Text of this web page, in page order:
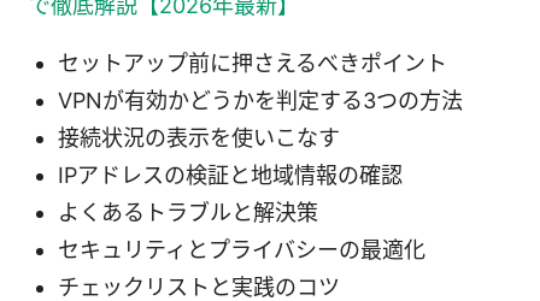
セットアップ前に押さえるべきポイント
VPNが有効かどうかを判定する3つの方法
接続状況の表示を使いこなす
IPアドレスの検証と地域情報の確認
よくあるトラブルと解決策
セキュリティとプライバシーの最適化
チェックリストと実践のコツ